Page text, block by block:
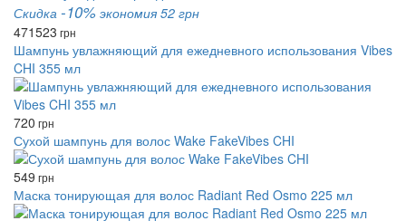
Скидка -10% экономия 52 грн
471523 грн
Шампунь увлажняющий для ежедневного использования Vibes
CHI 355 мл
720 грн
Сухой шампунь для волос Wake FakeVibes CHI
549 грн
Маска тонирующая для волос Radiant Red Osmo 225 мл